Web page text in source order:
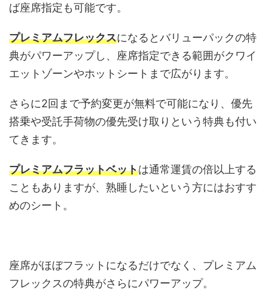
ば座席指定も可能です。
プレミアムフレックスになるとバリューパックの特
典がパワーアップし、座席指定できる範囲がクワイ
エットゾーンやホットシートまで広がります。
さらに2回まで予約変更が無料で可能になり、優先
搭乗や受託手荷物の優先受け取りという特典も付い
てきます。
プレミアムフラットベットは通常運賃の倍以上する
こともありますが、熟睡したいという方にはおすす
めのシート。
座席がほぼフラットになるだけでなく、プレミアム
フレックスの特典がさらにパワーアップ。